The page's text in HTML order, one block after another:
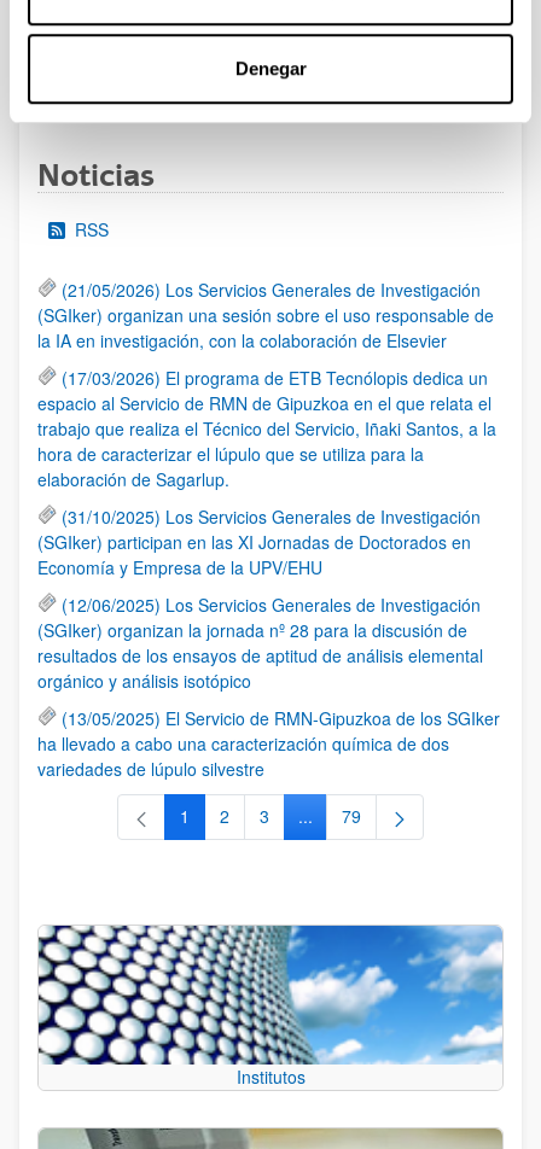
Denegar
Páginas intermedias Use TAB para desplazarse.
Páginas intermedias
Noticias
RSS
(21/05/2026) Los Servicios Generales de Investigación
(SGIker) organizan una sesión sobre el uso responsable de
la IA en investigación, con la colaboración de Elsevier
(17/03/2026) El programa de ETB Tecnólopis dedica un
espacio al Servicio de RMN de Gipuzkoa en el que relata el
trabajo que realiza el Técnico del Servicio, Iñaki Santos, a la
hora de caracterizar el lúpulo que se utiliza para la
elaboración de Sagarlup.
(31/10/2025) Los Servicios Generales de Investigación
(SGIker) participan en las XI Jornadas de Doctorados en
Economía y Empresa de la UPV/EHU
(12/06/2025) Los Servicios Generales de Investigación
(SGIker) organizan la jornada nº 28 para la discusión de
resultados de los ensayos de aptitud de análisis elemental
orgánico y análisis isotópico
(13/05/2025) El Servicio de RMN-Gipuzkoa de los SGIker
ha llevado a cabo una caracterización química de dos
variedades de lúpulo silvestre
Página
1 Página
2 Página
3 ...Páginas intermedias Use TAB
Página
79
Institutos